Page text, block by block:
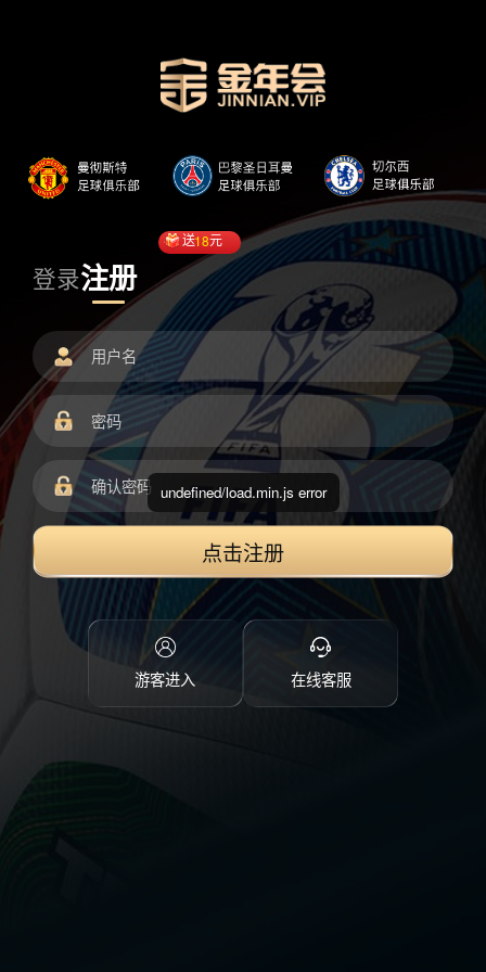
登录注册
送18元
点击注册
游客进入 在线客服
undefined/load.min.js error